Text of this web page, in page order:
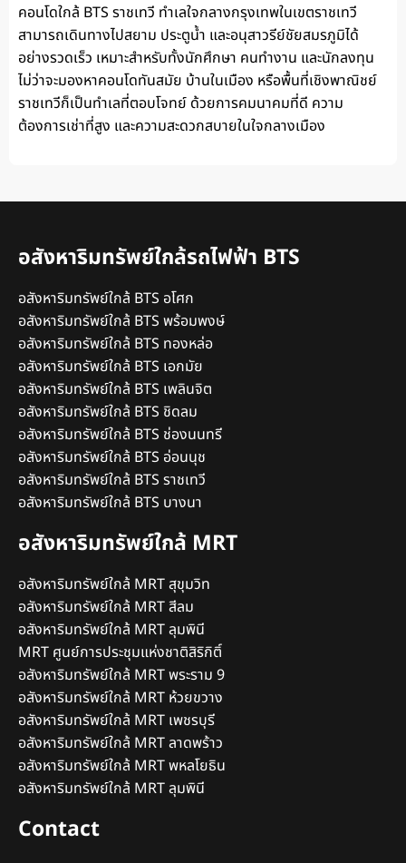
คอนโดใกล้ BTS ราชเทวี ทำเลใจกลางกรุงเทพในเขตราชเทวี
สามารถเดินทางไปสยาม ประตูน้ำ และอนุสาวรีย์ชัยสมรภูมิได้
อย่างรวดเร็ว เหมาะสำหรับทั้งนักศึกษา คนทำงาน และนักลงทุน
ไม่ว่าจะมองหาคอนโดทันสมัย บ้านในเมือง หรือพื้นที่เชิงพาณิชย์
ราชเทวีก็เป็นทำเลที่ตอบโจทย์ ด้วยการคมนาคมที่ดี ความ
ต้องการเช่าที่สูง และความสะดวกสบายในใจกลางเมือง
อสังหาริมทรัพย์ใกล้รถไฟฟ้า BTS
อสังหาริมทรัพย์ใกล้ BTS อโศก
อสังหาริมทรัพย์ใกล้ BTS พร้อมพงษ์
อสังหาริมทรัพย์ใกล้ BTS ทองหล่อ
อสังหาริมทรัพย์ใกล้ BTS เอกมัย
อสังหาริมทรัพย์ใกล้ BTS เพลินจิต
อสังหาริมทรัพย์ใกล้ BTS ชิดลม
อสังหาริมทรัพย์ใกล้ BTS ช่องนนทรี
อสังหาริมทรัพย์ใกล้ BTS อ่อนนุช
อสังหาริมทรัพย์ใกล้ BTS ราชเทวี
อสังหาริมทรัพย์ใกล้ BTS บางนา
อสังหาริมทรัพย์ใกล้ MRT
อสังหาริมทรัพย์ใกล้ MRT สุขุมวิท
อสังหาริมทรัพย์ใกล้ MRT สีลม
อสังหาริมทรัพย์ใกล้ MRT ลุมพินี
MRT ศูนย์การประชุมแห่งชาติสิริกิติ์
อสังหาริมทรัพย์ใกล้ MRT พระราม 9
อสังหาริมทรัพย์ใกล้ MRT ห้วยขวาง
อสังหาริมทรัพย์ใกล้ MRT เพชรบุรี
อสังหาริมทรัพย์ใกล้ MRT ลาดพร้าว
อสังหาริมทรัพย์ใกล้ MRT พหลโยธิน
อสังหาริมทรัพย์ใกล้ MRT ลุมพินี
Contact